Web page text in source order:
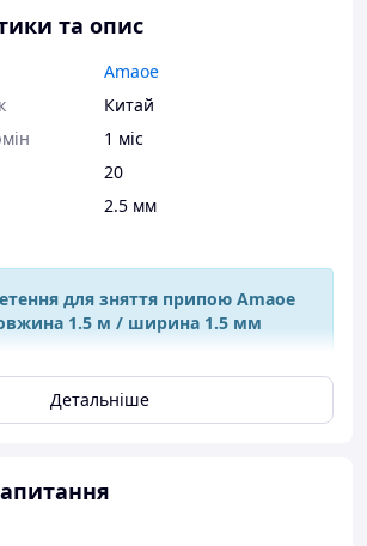
та опис
Amaoe
Китай
1 міс
20
2.5 мм
для зняття припою Amaoe
1.5 м / ширина 1.5 мм
зняття припою Amaoe Wick 1515 /
/ ширина 1.5 ммє
призначений для видалення
яке часто просочене флюсом.
у момент паяння мідні
Детальніше